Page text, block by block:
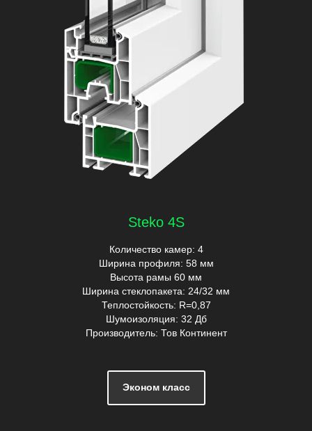
Steko 4S
Количество камер: 4
Ширина профиля: 58 мм
Высота рамы 60 мм
Ширина стеклопакета: 24/32 мм
Теплостойкость: R=0,87
Шумоизоляция: 32 Дб
Производитель: Тов Континент
Эконом класс